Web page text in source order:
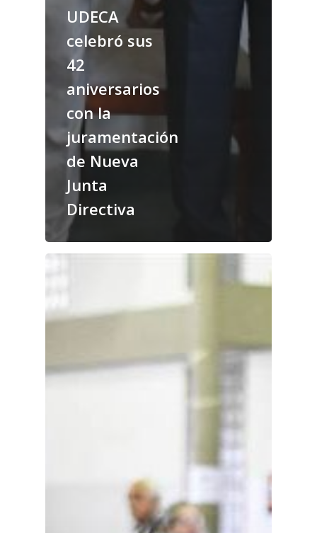
UDECA
celebró sus
42
aniversarios
con la
juramentación
de Nueva
Junta
Directiva